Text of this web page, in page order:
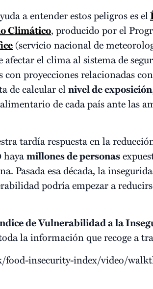
a entender estos peligros es el
Climático, producido por el
(servicio nacional de
el clima al sistema de
proyecciones relacionadas
de calcular elnivel de exposición
de cada país ante las
tardía respuesta en la
hayamillones de personas
Pasada esa década, la
podría empezar a
de Vulnerabilidad a la
la información que recoge a
insecurity-index/video/